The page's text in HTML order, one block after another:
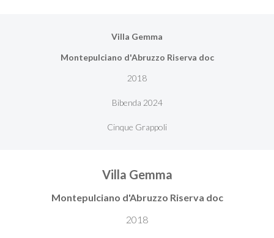
Villa Gemma
Montepulciano d'Abruzzo Riserva doc
2018
Bibenda 2024
Cinque Grappoli
Villa Gemma
Montepulciano d'Abruzzo Riserva doc
2018